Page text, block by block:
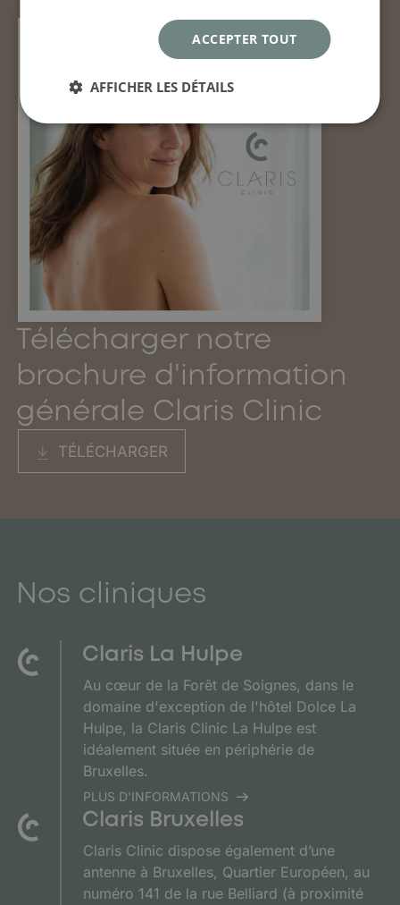
Télécharger notre
brochure d'information
générale Claris Clinic
TÉLÉCHARGER
Nos cliniques
Claris La Hulpe
Au cœur de la Forêt de Soignes, dans le
domaine d'exception de l'hôtel Dolce La
Hulpe, la Claris Clinic La Hulpe est
idéalement située en périphérie de
Bruxelles.
PLUS D'INFORMATIONS
Claris Bruxelles
Claris Clinic dispose également d’une
antenne à Bruxelles, Quartier Européen, au
numéro 141 de la rue Belliard (à proximité
ACCEPTER TOUT
AFFICHER LES DÉTAILS